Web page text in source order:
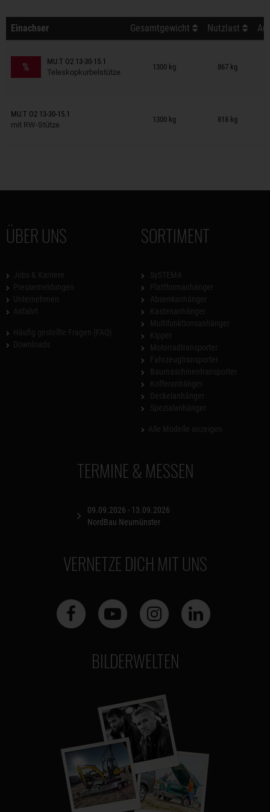
Einachser Gesamtgewicht Nutzlast
%
MU.T O2 13-30-15.1
Teleskopkurbelstütze
1300 kg 867 kg
Anhänger auf Merkzettel
MU.T O2 13-30-15.1
mit RW-Stütze
1300 kg 818 kg
Anhänger auf Merkzettel
ÜBER UNS SORTIMENT
TERMINE & MESSEN
09.09.2026 - 13.09.2026
NordBau Neumünster
VERNETZE DICH MIT UNS
BILDERWELTEN